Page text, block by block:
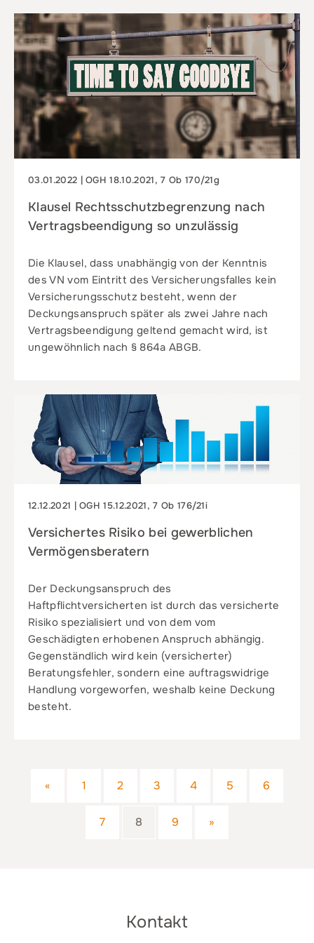
03.01.2022 | OGH 18.10.2021, 7 Ob 170/21g
Klausel Rechtsschutzbegrenzung nach
Vertragsbeendigung so unzulässig
Die Klausel, dass unabhängig von der Kenntnis
des VN vom Eintritt des Versicherungsfalles kein
Versicherungsschutz besteht, wenn der
Deckungsanspruch später als zwei Jahre nach
Vertragsbeendigung geltend gemacht wird, ist
ungewöhnlich nach § 864a ABGB.
12.12.2021 | OGH 15.12.2021, 7 Ob 176/21i
Versichertes Risiko bei gewerblichen
Vermögensberatern
Der Deckungsanspruch des
Haftpflichtversicherten ist durch das versicherte
Risiko spezialisiert und von dem vom
Geschädigten erhobenen Anspruch abhängig.
Gegenständlich wird kein (versicherter)
Beratungsfehler, sondern eine auftragswidrige
Handlung vorgeworfen, weshalb keine Deckung
besteht.
« 1 2 3 4 5 6
7 8 9 »
Kontakt